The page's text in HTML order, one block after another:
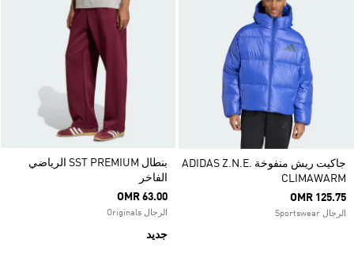
جاكيت ريش منفوخة ADIDAS Z.N.E.
CLIMAWARM
OMR 125.75
الرجال Sportswear
بنطال SST PREMIUM الرياضي
الفاخر
OMR 63.00
الرجال Originals
جديد